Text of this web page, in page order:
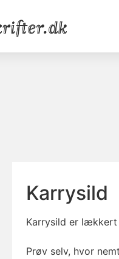
Karrysild
Karrysild er
Prøv selv, hvor